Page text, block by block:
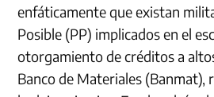
enfáticamente que existan
Posible (PP) implicados en el
otorgamiento de créditos a
Banco de Materiales (Banmat),